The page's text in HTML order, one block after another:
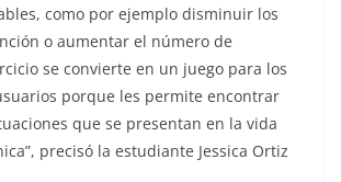
como por ejemplo disminuir los
o aumentar el número de
se convierte en un juego para los
porque les permite encontrar
que se presentan en la vida
precisó la estudiante Jessica Ortiz